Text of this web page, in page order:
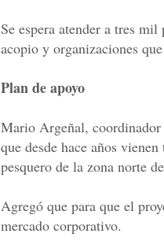
Se espera atender a tres mil
acopio y organizaciones
Plan de apoyo
Mario Argeñal,
que desde hace años
pesquero de la zona norte
Agregó que para que el
mercado corporativo.